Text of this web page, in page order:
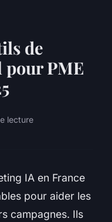
de
PME
lecture
IA en France
pour aider les
campagnes. Ils